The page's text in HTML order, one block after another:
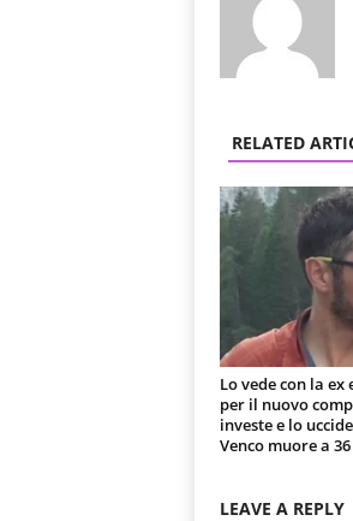
RELATED
Lo vede con la ex
per il nuovo
investe e lo
Venco muore a
LEAVE A REPLY